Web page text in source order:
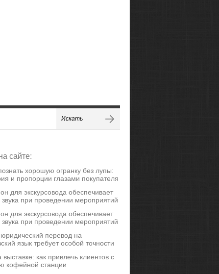
сайте:
хорошую огранку без лупы:
и пропорции глазами покупателя
для экскурсовода обеспечивает
звука при проведении мероприятий
для экскурсовода обеспечивает
звука при проведении мероприятий
перевод на
язык требует особой точности
как привлечь клиентов с
кофейной станции